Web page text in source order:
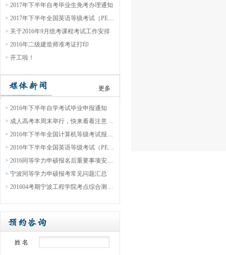
> 2017年下半年自考毕业生免考办理通知
> 2017年下半年全国英语等级考试（PETS）报名通知
> 关于2016年9月统考课程考试工作安排
> 2016年二级建造师准考证打印
> 开工啦！
更多
> 2016年下半年自学考试毕业申报通知
> 成人高考本周末举行，快来看看注意事项吧
> 2016年下半年全国计算机等级考试报名通告
> 2016年下半年全国英语等级考试（PETS）报名通知
> 2016同等学力申硕报名后重要事项安排表
> 宁波同等学力申硕报考常见问题汇总
> 201604考期宁波工程学院考点综合测验缴费通知
姓 名